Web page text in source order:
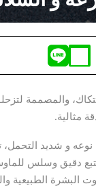
مثالية.
البشرة